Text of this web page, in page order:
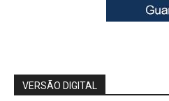
VERSÃO DIGITAL